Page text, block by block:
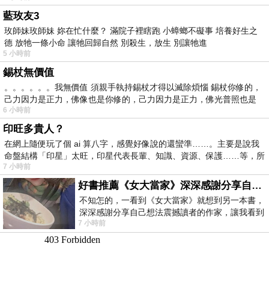
藍玫友3
玫師妹玫師妹 妳在忙什麼？ 滿院子裡瞎跑 小蟑螂不礙事 培養好生之
德 放牠一條小命 讓牠回歸自然 別殺生，放生 別讓牠進
5 小時前
錫杖無價值
。。。。。。我無價值 須親手執持錫杖才得以滅除煩惱 錫杖你修的，
己力因力是正力，佛像也是你修的，己力因力是正力，佛光普照也是
6 小時前
印旺多貴人？
在網上隨便玩了個 ai 算八字，感覺好像說的還蠻準……。主要是說我
命盤結構「印星」太旺，印星代表長輩、知識、資源、保護……等，所
7 小時前
好書推薦《女大當家》深深感謝分享自己想法震撼讀者的作家，讓我看到不同樣貌的家庭！
不知怎的，一看到《女大當家》就想到另一本書，
深深感謝分享自己想法震撼讀者的作家，讓我看到
不同樣貌的家庭！ 《女大
7 小時前